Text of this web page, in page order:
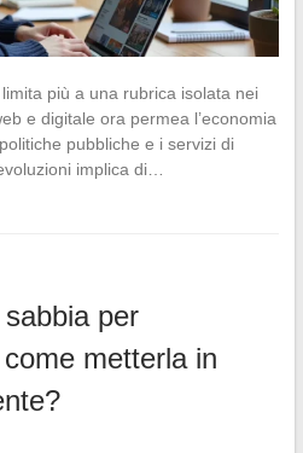
più a una rubrica isolata nei
e digitale ora permea l’economia
pubbliche e i servizi di
implica di…
per
metterla in